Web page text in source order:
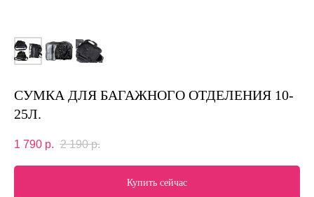
СУМКА ДЛЯ БАГАЖНОГО ОТДЕЛЕНИЯ 10-
25Л.​
1 790 р. 2 190 р.
Купить сейчас